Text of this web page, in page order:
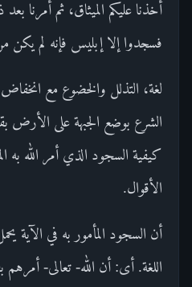
أخذنا عليكم الميثاق، ثم أمرنا
فسجدوا إلا إبليس فإنه لم يكن
لغة، التذلل والخضوع مع
الشرع بوضع الجبهة على الأرض
كيفية السجود الذي أمر الله به
الأقوال.
أن السجود المأمور به في الآية
اللغة. أى: أن الله- تعالى-